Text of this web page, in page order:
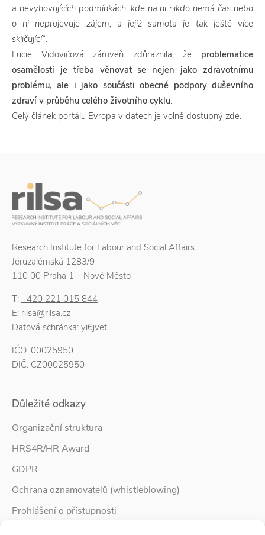
a nevyhovujících podmínkách, kde na ni nikdo nemá čas nebo
o ni neprojevuje zájem, a jejíž samota je tak ještě více
skličující“.
Lucie Vidovićová zároveň zdůraznila, že problematice
osamělosti je třeba věnovat se nejen jako zdravotnímu
problému, ale i jako součásti obecné podpory duševního
zdraví v průběhu celého životního cyklu.
Celý článek portálu Evropa v datech je volně dostupný zde.
Research Institute for Labour and Social Affairs
Jeruzalémská 1283/9
110 00 Praha 1 – Nové Město
T: +420 221 015 844
E: rilsa@rilsa.cz
Datová schránka: yi6jvet
IČO: 00025950
DIČ: CZ00025950
Důležité odkazy
Organizační struktura
HRS4R/HR Award
GDPR
Ochrana oznamovatelů (whistleblowing)
Prohlášení o přístupnosti